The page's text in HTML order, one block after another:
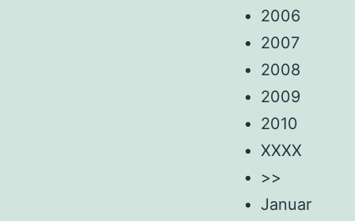
2006
2007
2008
2009
2010
XXXX
>>
Januar